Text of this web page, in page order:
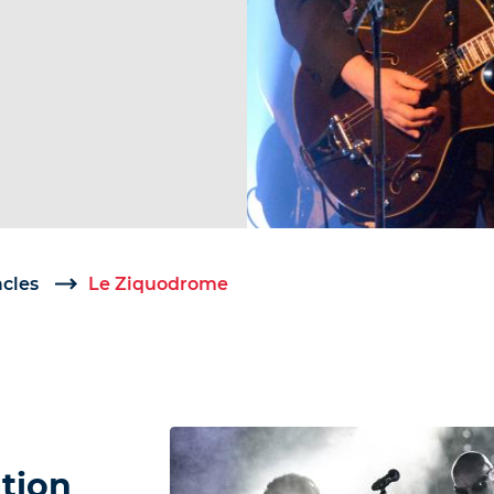
Le Ziquodrome